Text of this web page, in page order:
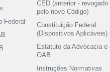
Federal
CED (anterior - revogado
pelo novo Código)
Constituição Federal
(Dispositivos Aplicáveis)
Estatuto da Advocacia e
OAB
Instruções Normativas